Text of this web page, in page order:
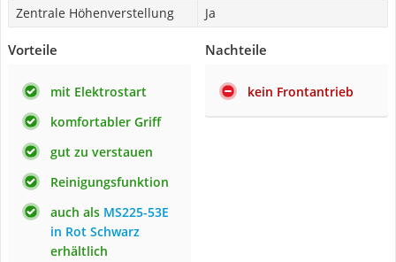
Zentrale Höhenverstellung
Ja
Vorteile
mit Elektrostart
komfortabler Griff
gut zu verstauen
Reinigungsfunktion
auch als MS225-53E
in Rot Schwarz
erhältlich
Nachteile
kein Frontantrieb